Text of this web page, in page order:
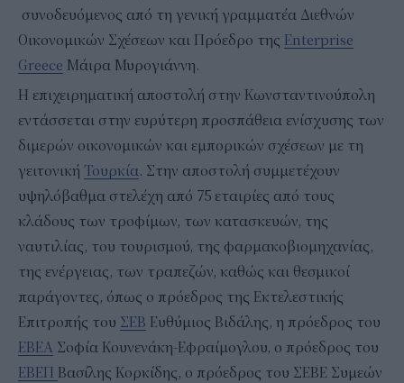
συνοδευόμενος από τη γενική γραμματέα Διεθνών
Οικονομικών Σχέσεων και Πρόεδρο της Enterprise
Greece Μάιρα Μυρογιάννη.
Η επιχειρηματική αποστολή στην Κωνσταντινούπολη
εντάσσεται στην ευρύτερη προσπάθεια ενίσχυσης των
διμερών οικονομικών και εμπορικών σχέσεων με τη
γειτονική Τουρκία. Στην αποστολή συμμετέχουν
υψηλόβαθμα στελέχη από 75 εταιρίες από τους
κλάδους των τροφίμων, των κατασκευών, της
ναυτιλίας, του τουρισμού, της φαρμακοβιομηχανίας,
της ενέργειας, των τραπεζών, καθώς και θεσμικοί
παράγοντες, όπως ο πρόεδρος της Εκτελεστικής
Επιτροπής του ΣΕΒ Ευθύμιος Βιδάλης, η πρόεδρος του
ΕΒΕΑ Σοφία Κουνενάκη-Εφραίμογλου, ο πρόεδρος του
ΕΒΕΠ Βασίλης Κορκίδης, ο πρόεδρος του ΣΕΒΕ Συμεών